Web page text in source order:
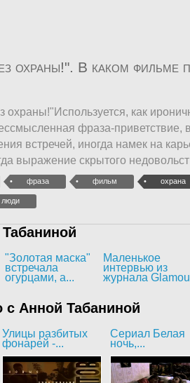
охраны!". В каком фильме
как
фраза-приветствие,
встречей, иногда намек на
выражение скрытого
фраза фильм охрана
люди
"Золотая маска"
встречала
огурцами, а...
Маленькое
интервью из
журнала
с Анной Табаниной
Улицы разбитых
фонарей -...
Сериал Белая
ночь,...